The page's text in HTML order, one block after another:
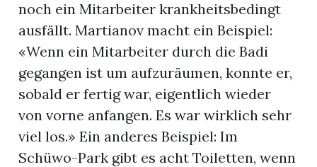
noch ein Mitarbeiter krankheitsbedingt
ausfällt. Martianov macht ein Beispiel:
«Wenn ein Mitarbeiter durch die Badi
gegangen ist um aufzuräumen, konnte er,
sobald er fertig war, eigentlich wieder
von vorne anfangen. Es war wirklich sehr
viel los.» Ein anderes Beispiel: Im
Schüwo-Park gibt es acht Toiletten, wenn